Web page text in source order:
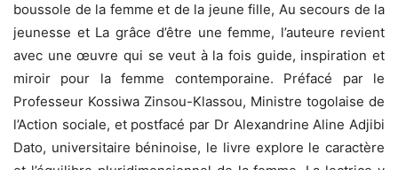
boussole de la femme et de la jeune fille, Au secours de la
jeunesse et La grâce d’être une femme, l’auteure revient
avec une œuvre qui se veut à la fois guide, inspiration et
miroir pour la femme contemporaine. Préfacé par le
Professeur Kossiwa Zinsou-Klassou, Ministre togolaise de
l’Action sociale, et postfacé par Dr Alexandrine Aline Adjibi
Dato, universitaire béninoise, le livre explore le caractère